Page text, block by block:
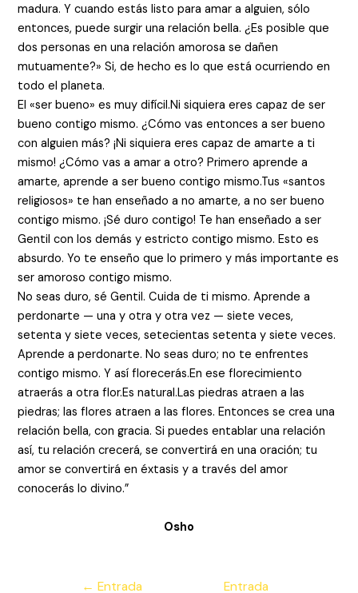
madura. Y cuando estás listo para amar a alguien, sólo
entonces, puede surgir una relación bella. ¿Es posible que
dos personas en una relación amorosa se dañen
mutuamente?» Si, de hecho es lo que está ocurriendo en
todo el planeta.
El «ser bueno» es muy difícil.Ni siquiera eres capaz de ser
bueno contigo mismo. ¿Cómo vas entonces a ser bueno
con alguien más? ¡Ni siquiera eres capaz de amarte a ti
mismo! ¿Cómo vas a amar a otro? Primero aprende a
amarte, aprende a ser bueno contigo mismo.Tus «santos
religiosos» te han enseñado a no amarte, a no ser bueno
contigo mismo. ¡Sé duro contigo! Te han enseñado a ser
Gentil con los demás y estricto contigo mismo. Esto es
absurdo. Yo te enseño que lo primero y más importante es
ser amoroso contigo mismo.
No seas duro, sé Gentil. Cuida de ti mismo. Aprende a
perdonarte — una y otra y otra vez — siete veces,
setenta y siete veces, setecientas setenta y siete veces.
Aprende a perdonarte. No seas duro; no te enfrentes
contigo mismo. Y así florecerás.En ese florecimiento
atraerás a otra flor.Es natural.Las piedras atraen a las
piedras; las flores atraen a las flores. Entonces se crea una
relación bella, con gracia. Si puedes entablar una relación
así, tu relación crecerá, se convertirá en una oración; tu
amor se convertirá en éxtasis y a través del amor
conocerás lo divino.”
Osho
Navegación
← Entrada Entrada